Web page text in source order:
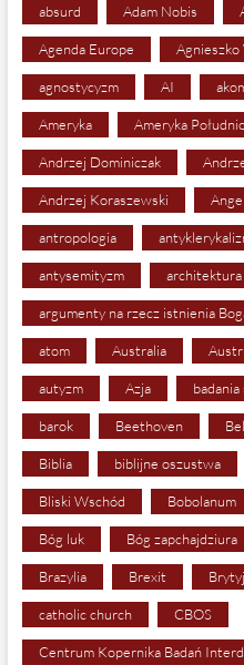
absurd Adam Nobis
Agenda Europe Agnieszko
agnostycyzm AI
Ameryka Ameryka
Andrzej Dominiczak
Andrzej Koraszewski
antropologia
antysemityzm architektura
argumenty na rzecz istnienia
atom Australia
autyzm Azja
barok Beethoven
Biblia biblijne oszustwa
Bliski Wschód Bobolanum
Bóg luk Bóg zapchajdziura
Brazylia Brexit
catholic church CBOS
Centrum Kopernika Badań